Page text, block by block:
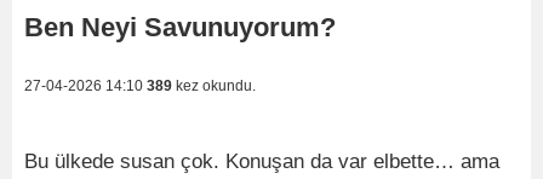
Ben Neyi Savunuyorum?
27-04-2026 14:10 389 kez okundu.
Bu ülkede susan çok. Konuşan da var elbette… ama